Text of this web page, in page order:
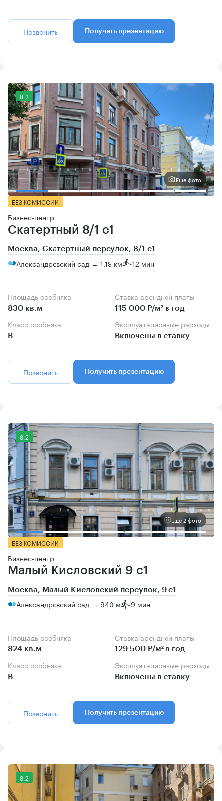
Позвонить Получить презентацию
8.2
Еще фото
БЕЗ КОМИССИИ
Бизнес-центр
Скатертный 8/1 с1
Москва, Скатертный переулок, 8/1 с1
Александровский сад → 1.19 км ~12 мин
Площадь особняка
830 кв.м
Ставка арендной платы
115 000 Р/м² в год
Класс особняка
B
Эксплуатационные расходы
Включены в ставку
Позвонить Получить презентацию
8.2
Еще 2 фото
БЕЗ КОМИССИИ
Бизнес-центр
Малый Кисловский 9 с1
Москва, Малый Кисловский переулок, 9 с1
Александровский сад → 940 м ~9 мин
Площадь особняка
824 кв.м
Ставка арендной платы
129 500 Р/м² в год
Класс особняка
B
Эксплуатационные расходы
Включены в ставку
Позвонить Получить презентацию
8.2